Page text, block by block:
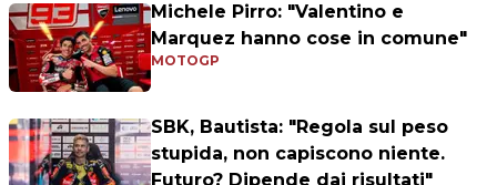
Michele Pirro: "Valentino e
Marquez hanno cose in comune"
MOTOGP
SBK, Bautista: "Regola sul peso
stupida, non capiscono niente.
Futuro? Dipende dai risultati"